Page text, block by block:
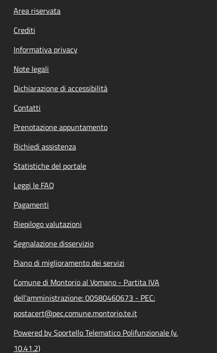
Footer menu
Area riservata
Crediti
Informativa privacy
Note legali
Dichiarazione di accessibilità
Contatti
Prenotazione appuntamento
Richiedi assistenza
Statistiche del portale
Leggi le FAQ
Pagamenti
Riepilogo valutazioni
Segnalazione disservizio
Piano di miglioramento dei servizi
Comune di Montorio al Vomano - Partita IVA
dell'amministrazione: 00580460673 - PEC:
postacert@pec.comune.montorio.te.it
Powered by Sportello Telematico Polifunzionale (v.
10.41.2)